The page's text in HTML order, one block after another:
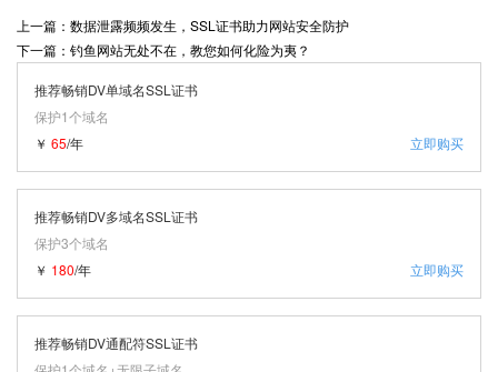
上一篇：数据泄露频频发生，SSL证书助力网站安全防护
下一篇：钓鱼网站无处不在，教您如何化险为夷？
推荐畅销DV单域名SSL证书
保护1个域名
立即购买
￥ 65/年
推荐畅销DV多域名SSL证书
保护3个域名
立即购买
￥ 180/年
推荐畅销DV通配符SSL证书